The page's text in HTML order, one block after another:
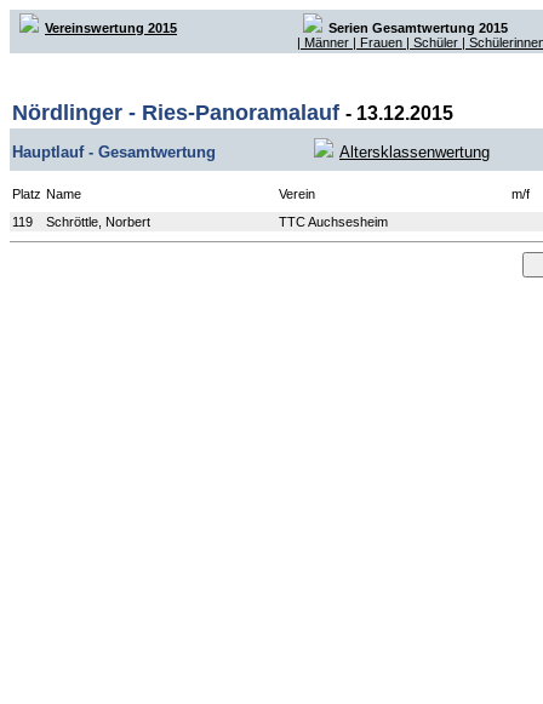
Vereinswertung 2015
Serien Gesamtwertung 2015
| Männer | Frauen | Schüler |
Nördlinger - Ries-Panoramalauf - 13.12.2015
Hauptlauf - Gesamtwertung Altersklassenwertung
Platz Name Verein
m/f
119
Schröttle, Norbert TTC Auchsesheim